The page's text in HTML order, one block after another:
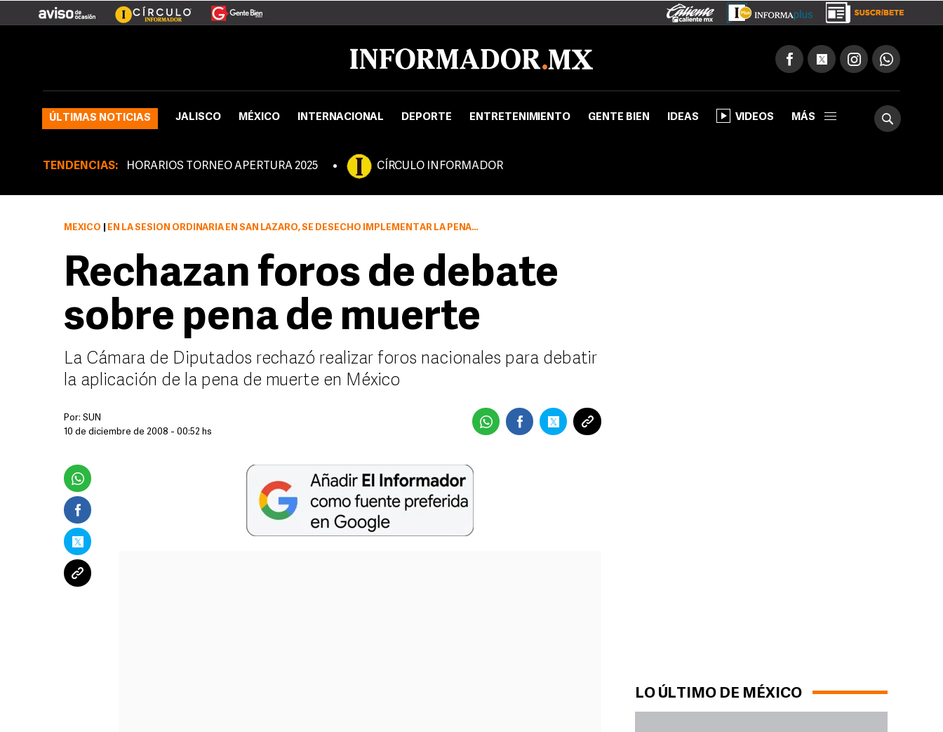
ÚLTIMAS NOTICIAS JALISCO MÉXICO INTERNACIONAL DEPORTE ENTRETENIMIENTO GENTE BIEN IDEAS VIDEOS MÁS
TENDENCIAS: HORARIOS TORNEO APERTURA 2025 CÍRCULO INFORMADOR
LO ÚLTIMO DE MÉXICO
MÉXICO EN LA SESIÓN ORDINARIA EN SAN LÁZARO, SE DESECHÓ IMPLEMENTAR LA PENA DE MUERTE AL SISTEMA DE JUSTICIA PENAL
Rechazan foros de debate
sobre pena de muerte
La Cámara de Diputados rechazó realizar foros nacionales para debatir
la aplicación de la pena de muerte en México
Por: SUN
10 de diciembre de 2008 - 00:52 hs